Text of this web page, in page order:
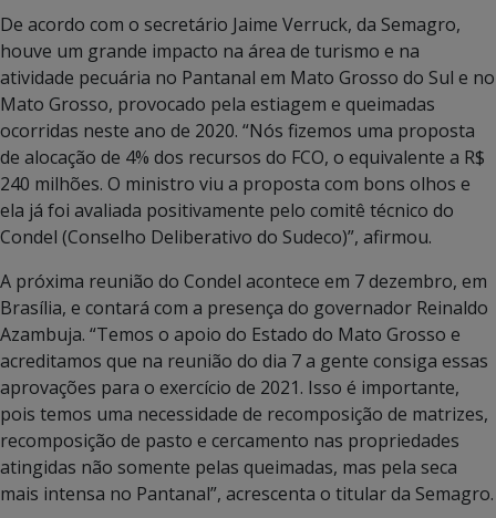
De acordo com o secretário Jaime Verruck, da Semagro,
houve um grande impacto na área de turismo e na
atividade pecuária no Pantanal em Mato Grosso do Sul e no
Mato Grosso, provocado pela estiagem e queimadas
ocorridas neste ano de 2020. “Nós fizemos uma proposta
de alocação de 4% dos recursos do FCO, o equivalente a R$
240 milhões. O ministro viu a proposta com bons olhos e
ela já foi avaliada positivamente pelo comitê técnico do
Condel (Conselho Deliberativo do Sudeco)”, afirmou.
A próxima reunião do Condel acontece em 7 dezembro, em
Brasília, e contará com a presença do governador Reinaldo
Azambuja. “Temos o apoio do Estado do Mato Grosso e
acreditamos que na reunião do dia 7 a gente consiga essas
aprovações para o exercício de 2021. Isso é importante,
pois temos uma necessidade de recomposição de matrizes,
recomposição de pasto e cercamento nas propriedades
atingidas não somente pelas queimadas, mas pela seca
mais intensa no Pantanal”, acrescenta o titular da Semagro.